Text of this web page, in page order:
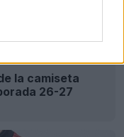
la camiseta
26-27